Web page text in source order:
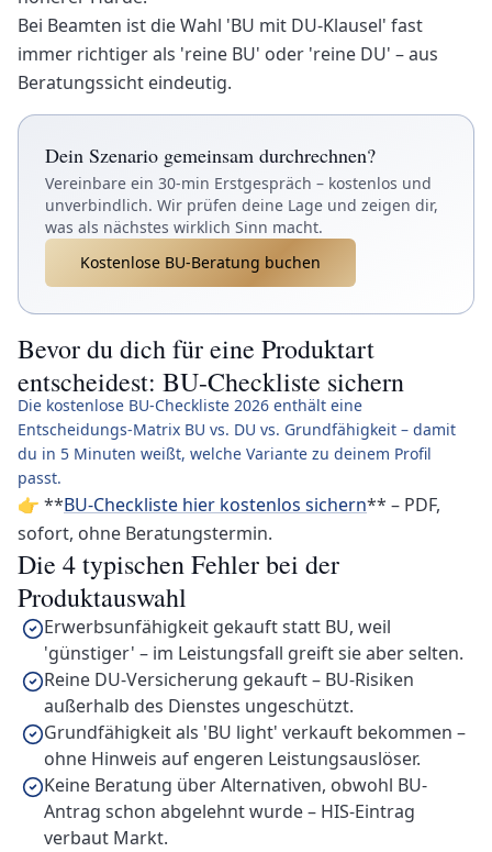
Bei Beamten ist die Wahl 'BU mit DU-Klausel' fast
immer richtiger als 'reine BU' oder 'reine DU' – aus
Beratungssicht eindeutig.
Dein Szenario gemeinsam durchrechnen?
Vereinbare ein 30-min Erstgespräch – kostenlos und
unverbindlich. Wir prüfen deine Lage und zeigen dir,
was als nächstes wirklich Sinn macht.
Kostenlose BU-Beratung buchen
Bevor du dich für eine Produktart
entscheidest: BU-Checkliste sichern
Die kostenlose BU-Checkliste 2026 enthält eine
Entscheidungs-Matrix BU vs. DU vs. Grundfähigkeit – damit
du in 5 Minuten weißt, welche Variante zu deinem Profil
passt.
👉 **BU-Checkliste hier kostenlos sichern** – PDF,
sofort, ohne Beratungstermin.
Die 4 typischen Fehler bei der
Produktauswahl
Erwerbsunfähigkeit gekauft statt BU, weil
'günstiger' – im Leistungsfall greift sie aber selten.
Reine DU-Versicherung gekauft – BU-Risiken
außerhalb des Dienstes ungeschützt.
Grundfähigkeit als 'BU light' verkauft bekommen –
ohne Hinweis auf engeren Leistungsauslöser.
Keine Beratung über Alternativen, obwohl BU-
Antrag schon abgelehnt wurde – HIS-Eintrag
verbaut Markt.